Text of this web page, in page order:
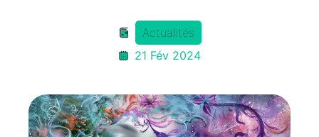
Actualités
21 Fév 2024